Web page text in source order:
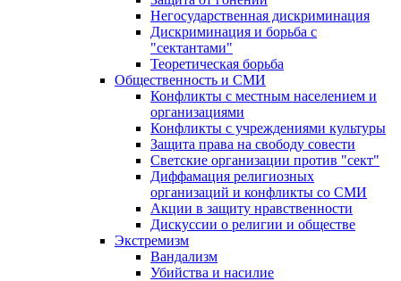
Негосударственная дискриминация
Дискриминация и борьба с
"сектантами"
Теоретическая борьба
Общественность и СМИ
Конфликты с местным населением и
организациями
Конфликты с учреждениями культуры
Защита права на свободу совести
Светские организации против "сект"
Диффамация религиозных
организаций и конфликты со СМИ
Акции в защиту нравственности
Дискуссии о религии и обществе
Экстремизм
Вандализм
Убийства и насилие